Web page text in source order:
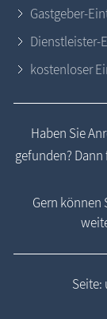
Gastgeber-
Dienstleister-
kostenloser
Haben Sie
gefunden?
Gern können